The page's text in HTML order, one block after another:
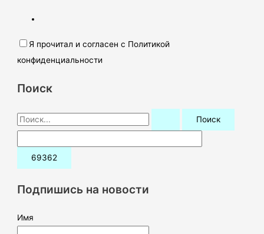
Я прочитал и согласен с Политикой
конфиденциальности
Поиск
П
о
и
:Подпишись на новости
Имя